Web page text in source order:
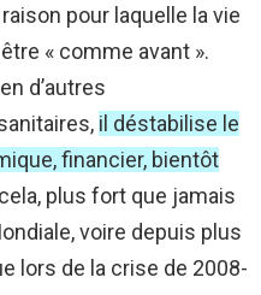
pour laquelle la vie
« comme avant ».
d’autres
il déstabilise le
financier, bientôt
plus fort que jamais
voire depuis plus
lors de la crise de 2008-